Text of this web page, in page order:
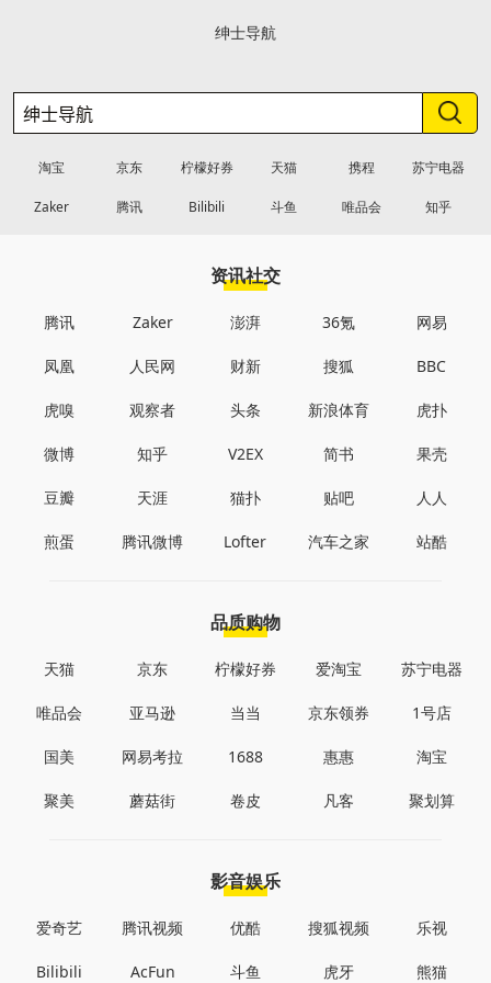
绅士导航
淘宝 京东 柠檬好券 天猫 携程 苏宁电器
Zaker 腾讯 Bilibili 斗鱼 唯品会 知乎
资讯社交
腾讯 Zaker 澎湃 36氪 网易
凤凰 人民网 财新 搜狐 BBC
虎嗅 观察者 头条 新浪体育 虎扑
微博 知乎 V2EX 简书 果壳
豆瓣 天涯 猫扑 贴吧 人人
煎蛋 腾讯微博 Lofter 汽车之家 站酷
品质购物
天猫 京东 柠檬好券 爱淘宝 苏宁电器
唯品会 亚马逊 当当 京东领券 1号店
国美 网易考拉 1688 惠惠 淘宝
聚美 蘑菇街 卷皮 凡客 聚划算
影音娱乐
爱奇艺 腾讯视频 优酷 搜狐视频 乐视
Bilibili AcFun 斗鱼 虎牙 熊猫